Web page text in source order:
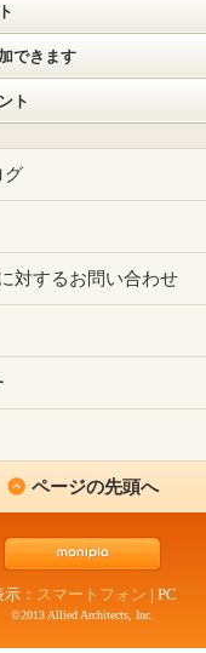
できます
ト
グ
対するお問い合わせ
ページの先頭へ
示： スマートフォン | PC
©2013 Allied Architects, Inc.